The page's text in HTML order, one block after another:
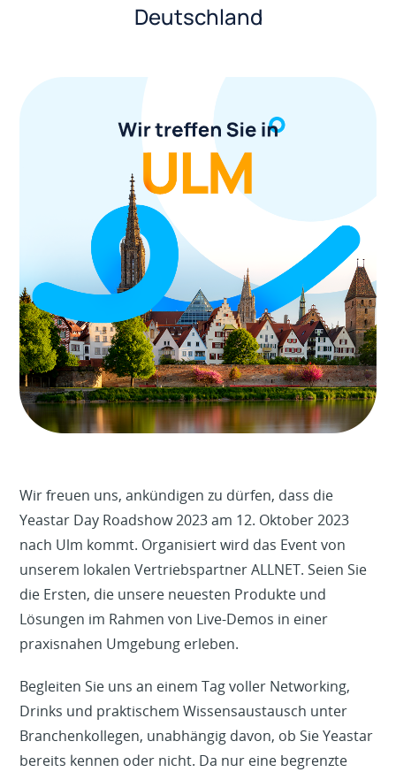
Deutschland
Wir freuen uns, ankündigen zu dürfen, dass die
Yeastar Day Roadshow 2023 am 12. Oktober 2023
nach Ulm kommt. Organisiert wird das Event von
unserem lokalen Vertriebspartner ALLNET. Seien Sie
die Ersten, die unsere neuesten Produkte und
Lösungen im Rahmen von Live-Demos in einer
praxisnahen Umgebung erleben.
Begleiten Sie uns an einem Tag voller Networking,
Drinks und praktischem Wissensaustausch unter
Branchenkollegen, unabhängig davon, ob Sie Yeastar
bereits kennen oder nicht. Da nur eine begrenzte